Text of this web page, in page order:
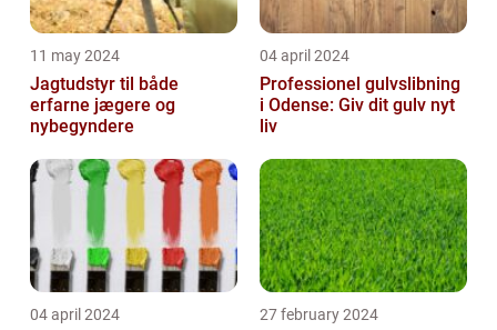
11 may 2024
Jagtudstyr til både
erfarne jægere og
nybegyndere
04 april 2024
Professionel gulvslibning
i Odense: Giv dit gulv nyt
liv
04 april 2024 27 february 2024